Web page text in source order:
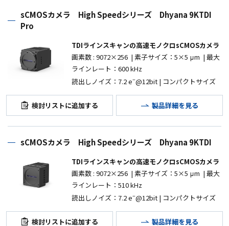
sCMOSカメラ High Speedシリーズ Dhyana 9KTDI
Pro
TDIラインスキャンの高速モノクロsCMOSカメラ
画素数 : 9072×256 | 素子サイズ：5×5 μm | 最大
ラインレート：600 kHz
読出しノイズ：7.2e–@12bit | コンパクトサイズ
検討リストに追加する 製品詳細を見る
sCMOSカメラ High Speedシリーズ Dhyana 9KTDI
TDIラインスキャンの高速モノクロsCMOSカメラ
画素数 : 9072×256 | 素子サイズ：5×5 μm | 最大
ラインレート：510 kHz
読出しノイズ：7.2e–@12bit | コンパクトサイズ
検討リストに追加する 製品詳細を見る